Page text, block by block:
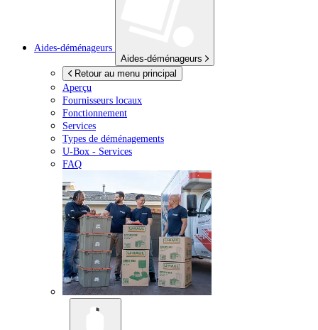
Aides-déménageurs
Aides-déménageurs
Retour au menu principal
Aperçu
Fournisseurs locaux
Fonctionnement
Services
Types de déménagements
U-Box - Services
FAQ